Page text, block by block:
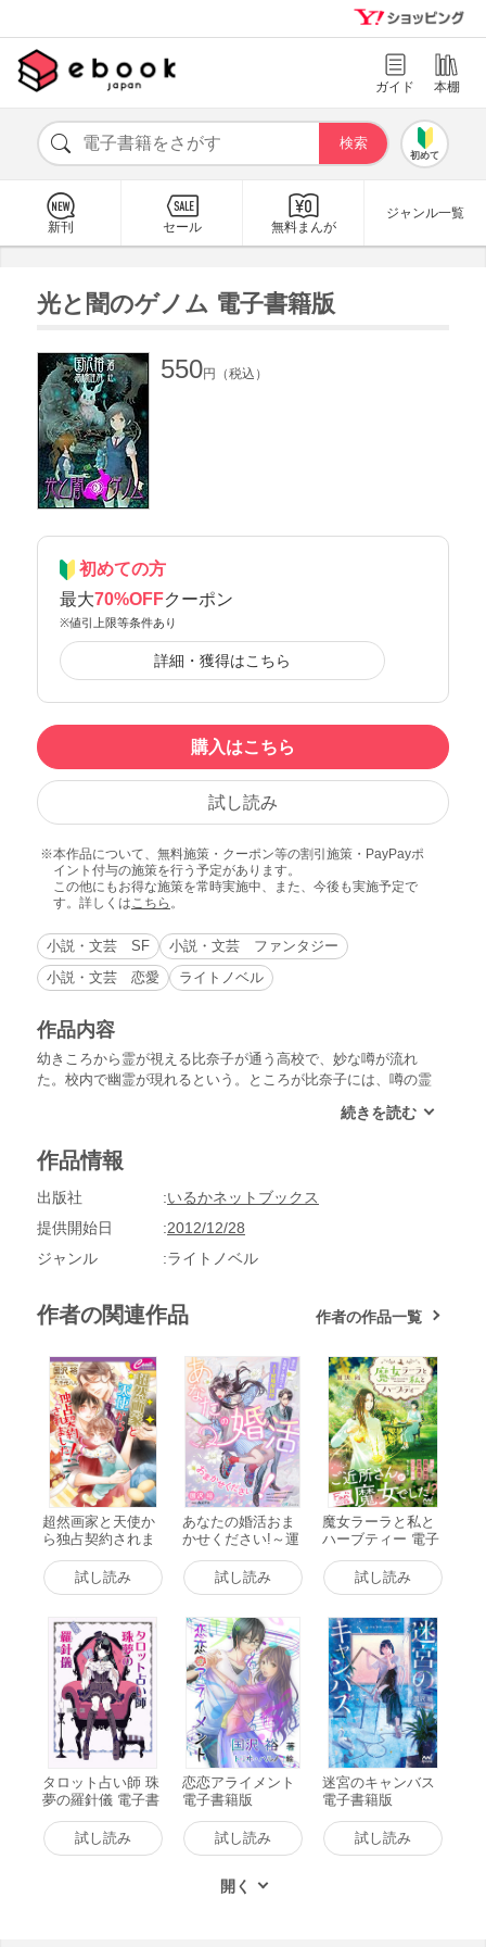
ガイド 本棚
初めて
新刊 セール 無料まんが
ジャンル一覧
光と闇のゲノム 電子書籍版
550円（税込）
初めての方
最大70%OFFクーポン
※値引上限等条件あり
詳細・獲得はこちら
購入はこちら
試し読み
本作品について、無料施策・クーポン等の割引施策・PayPayポ
イント付与の施策を行う予定があります。
この他にもお得な施策を常時実施中、また、今後も実施予定で
す。詳しくはこちら 。
小説・文芸 SF
小説・文芸 ファンタジー
小説・文芸 恋愛
ライトノベル
作品内容
幼きころから霊が視える比奈子が通う高校で、妙な噂が流れ
た。校内で幽霊が現れるという。ところが比奈子には、噂の霊
っていた。自分が視えないこととなにか関係があるのではと考
唯有の書き下ろし。ご堪能あれ！
作品情報
出版社
いるかネットブックス
提供開始日
2012/12/28
ジャンル
ライトノベル
作者の関連作品 作者の作品一覧
超然画家と天使か
ら独占契約されま
した ! 電子書籍版
試し読み
あなたの婚活おま
かせください!～運
命のお相手と縁結
び☆AI結婚相談所
～ 電子書籍版
試し読み
魔女ラーラと私と
ハーブティー 電子
書籍版
試し読み
タロット占い師 珠
夢の羅針儀 電子書
籍版
試し読み
恋恋アライメント
電子書籍版
試し読み
迷宮のキャンバス
電子書籍版
試し読み